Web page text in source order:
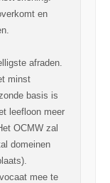
en
afraden.
minst
basis is
leefloon meer
OCMW zal
domeinen
mee te